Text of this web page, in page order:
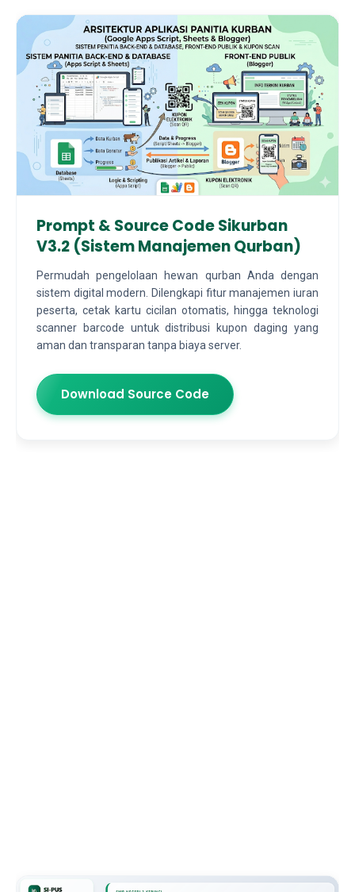
Prompt & Source Code Sikurban
V3.2 (Sistem Manajemen Qurban)
Permudah pengelolaan hewan qurban Anda dengan
sistem digital modern. Dilengkapi fitur manajemen iuran
peserta, cetak kartu cicilan otomatis, hingga teknologi
scanner barcode untuk distribusi kupon daging yang
aman dan transparan tanpa biaya server.
Download Source Code